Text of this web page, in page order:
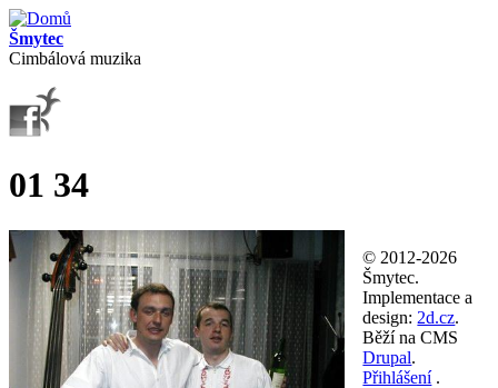
Přejít k hlavnímu obsahu
Šmytec
Cimbálová muzika
01 34
© 2012-2026
Šmytec.
Implementace a
design: 2d.cz.
Běží na CMS
Drupal.
Přihlášení.